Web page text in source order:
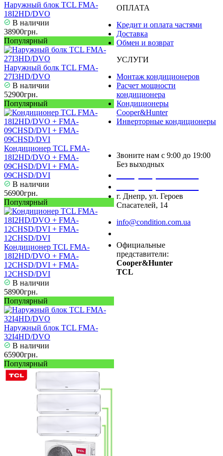
Наружный блок TCL FMA-
18I2HD/DVO
В наличии
38900грн.
Популярный
Наружный болк TCL FMA-
27I3HD/DVO
В наличии
52900грн.
Популярный
Кондиционер TCL FMA-
18I2HD/DVO + FMA-
09CHSD/DVI + FMA-
09CHSD/DVI
В наличии
56900грн.
Популярный
Кондиционер TCL FMA-
18I2HD/DVO + FMA-
12CHSD/DVI + FMA-
12CHSD/DVI
В наличии
58900грн.
Популярный
Наружный блок TCL FMA-
32I4HD/DVO
В наличии
65900грн.
Популярный
ОПЛАТА
Кредит и оплата частями
Доставка
Обмен и возврат
УСЛУГИ
Монтаж кондиционеров
Расчет мощности
кондиционера
Кондиционеры
Cooper&Hunter
Инверторные кондиционеры
Звоните нам с 9:00 до 19:00
Без выходных
г. Днепр, ул. Героев
Спасателей, 14
info@condition.com.ua
Официальные
представители:
Cooper&Hunter
TCL